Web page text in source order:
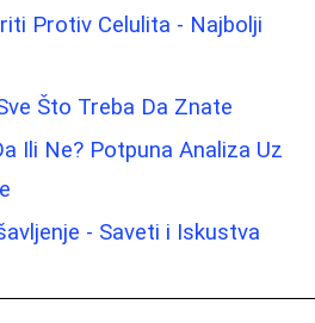
Protiv Celulita - Najbolji
Što Treba Da Znate
Ili Ne? Potpuna Analiza Uz
- Saveti i Iskustva